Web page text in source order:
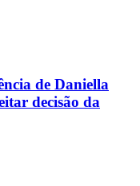
de Daniella
decisão da